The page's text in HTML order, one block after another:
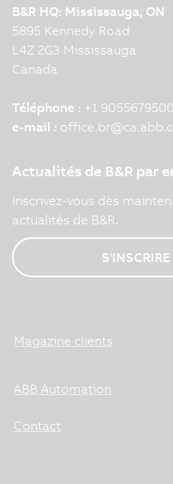
B&R HQ: Mississauga, ON
5895 Kennedy Road
L4Z 2G3 Mississauga
Canada
Téléphone : +1 9055679500
e-mail : office.br@
Actualités de B&R par
Inscrivez-vous dès
actualités de B&R.
Magazine clients
ABB Automation
Contact